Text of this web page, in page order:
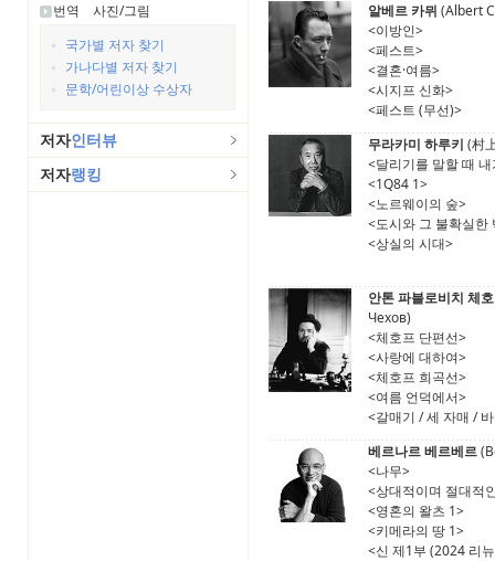
번역
사진/그림
국가별 저자 찾기
가나다별 저자 찾기
문학/어린이상 수상자
저자인터뷰
저자랭킹
알베르 카뮈 (Albert
<이방인>
<페스트>
<결혼·여름>
<시지프 신화>
<페스트 (무선)>
무라카미 하루키 (村
<달리기를 말할 때
<1Q84 1>
<노르웨이의 숲>
<도시와 그 불확실한
<상실의 시대>
안톤 파블로비치 체
Чехов)
<체호프 단편선>
<사랑에 대하여>
<체호프 희곡선>
<여름 언덕에서>
<갈매기 / 세 자매 /
베르나르 베르베르
<나무>
<상대적이며 절대적
<영혼의 왈츠 1>
<키메라의 땅 1>
<신 제1부 (2024 리